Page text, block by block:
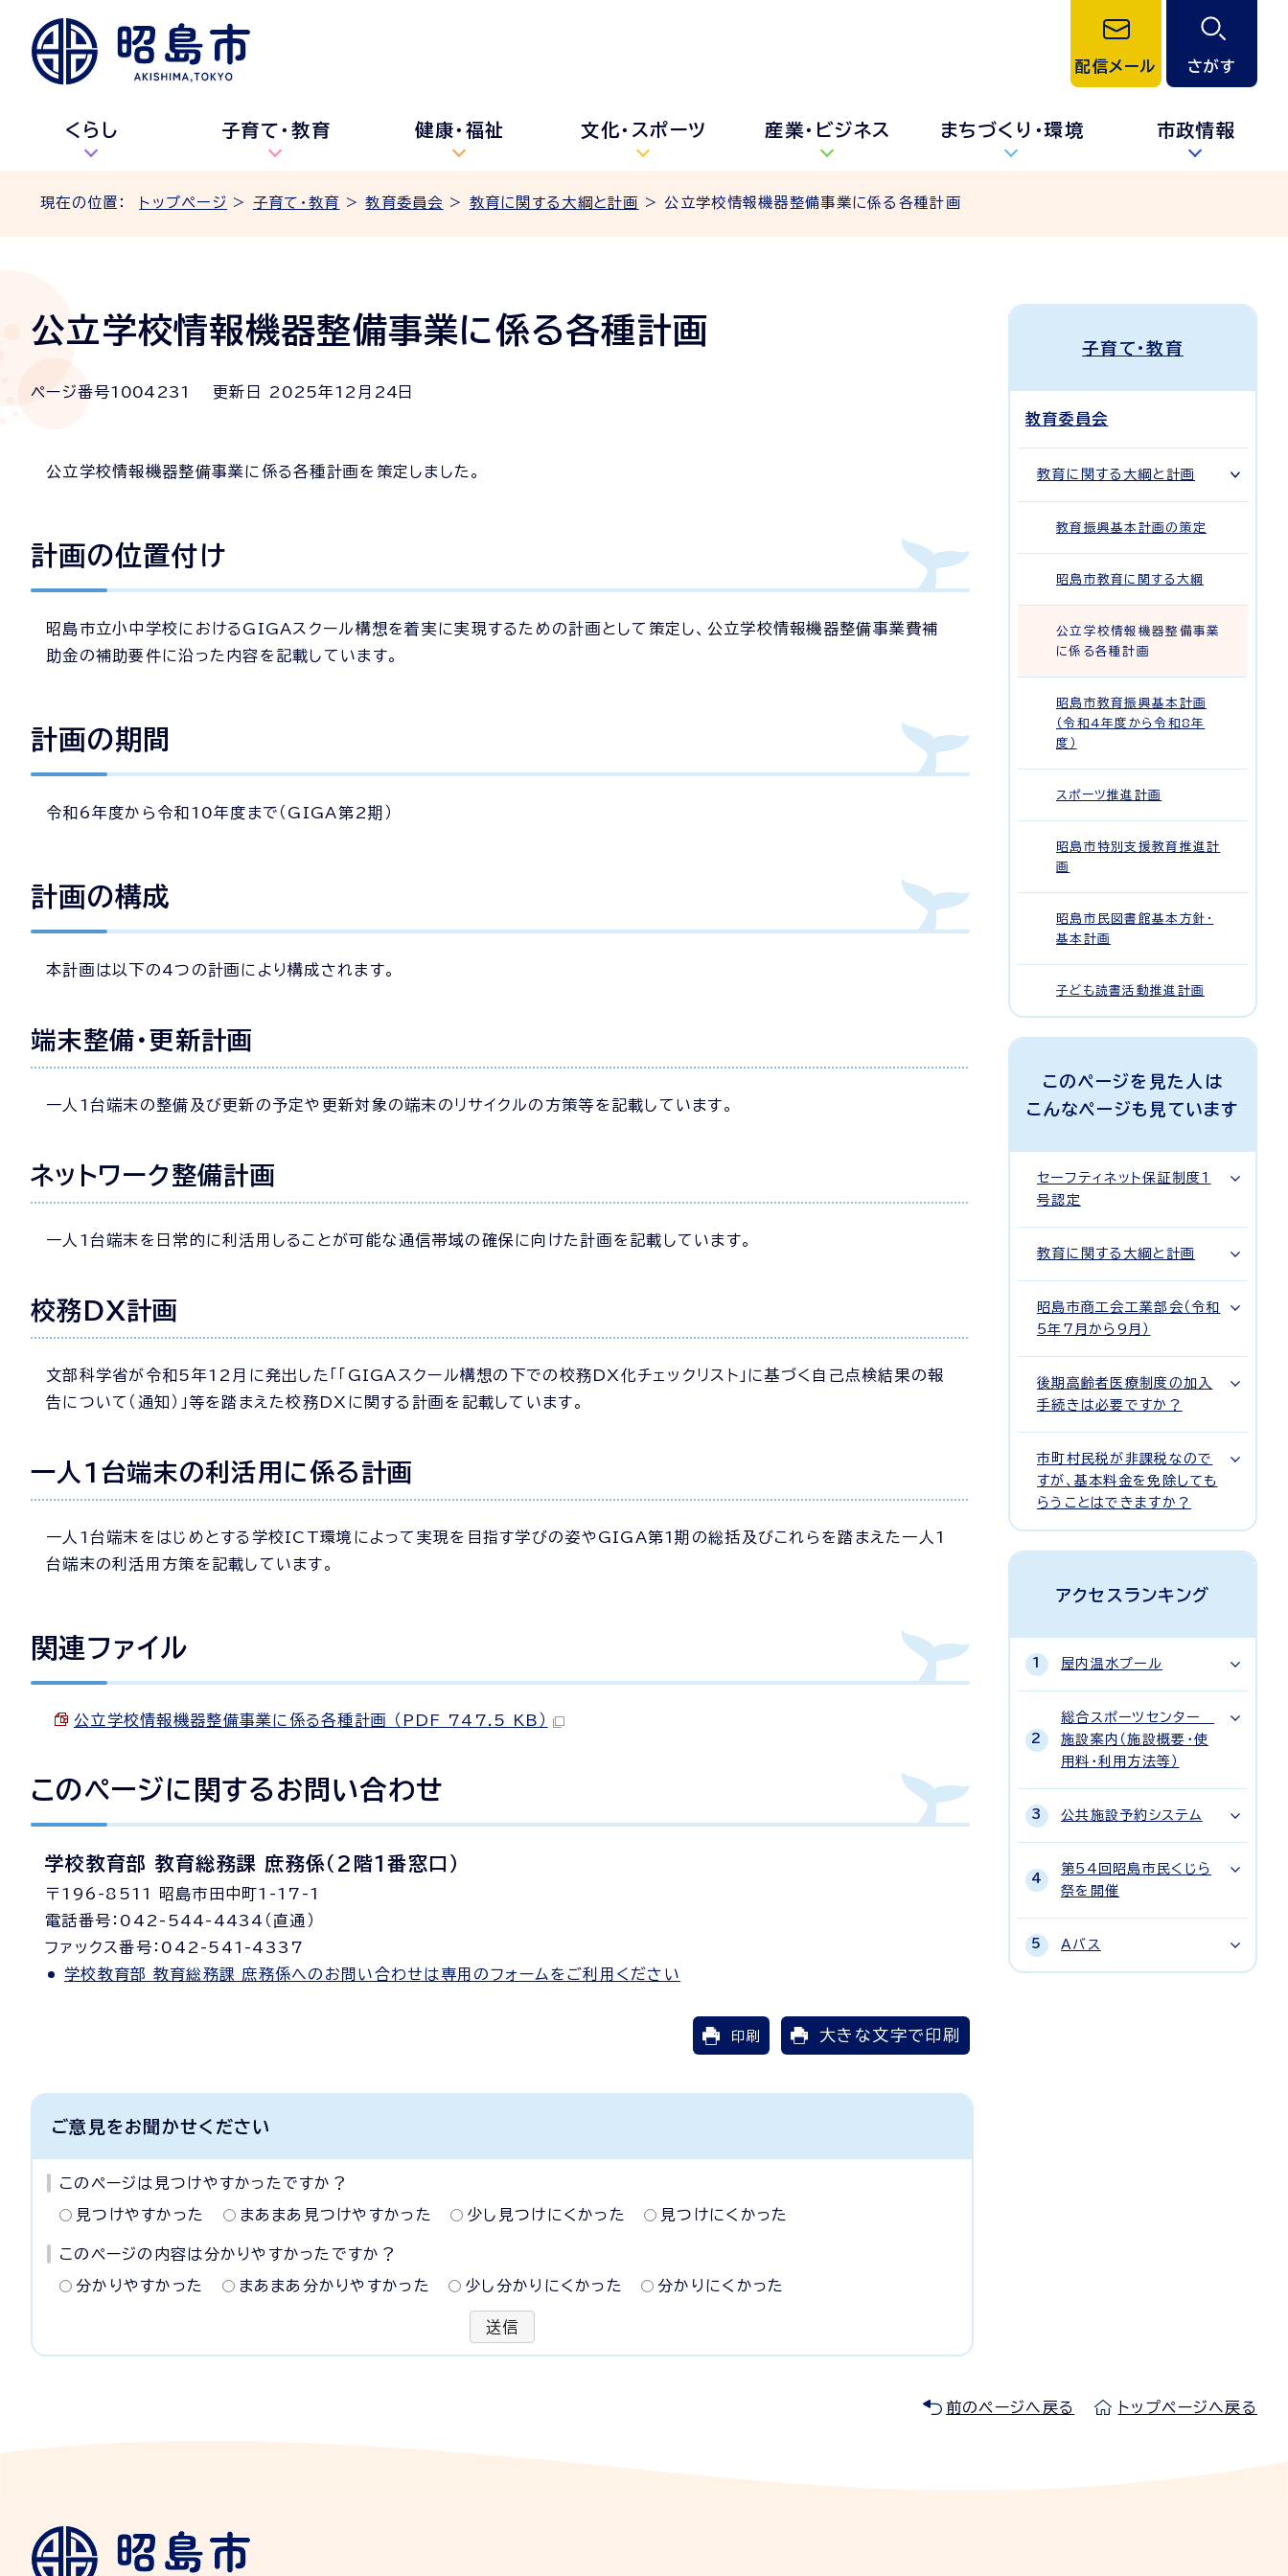
配信メール さがす
くらし 子育て・教育 健康・福祉 文化・スポーツ 産業・ビジネス まちづくり・環境 市政情報
現在の位置： トップページ > 子育て・教育 >教育委員会 > 教育に関する大綱と計画 > 公立学校情報機器整備事業に係る各種計画
公立学校情報機器整備事業に係る各種計画
ページ番号1004231 更新日 2025年12 月 24 日
公立学校情報機器整備事業に係る各種計画を策定しました。
計画の位置付け
昭島市立小中学校におけるGIGAスクール構想を着実に実現するための計画として策定し、公立学校情報機器整備事業費補
助金の補助要件に沿った内容を記載しています。
計画の期間
令和6年度から令和10年度まで（GIGA第2期）
計画の構成
本計画は以下の4つの計画により構成されます。
端末整備・更新計画
一人1台端末の整備及び更新の予定や更新対象の端末のリサイクルの方策等を記載しています。
ネットワーク整備計画
一人1台端末を日常的に利活用しることが可能な通信帯域の確保に向けた計画を記載しています。
校務DX計画
文部科学省が令和5年12月に発出した「「GIGAスクール構想の下での校務DX化チェックリスト」に基づく自己点検結果の報
告について（通知）」等を踏まえた校務DXに関する計画を記載しています。
一人1台端末の利活用に係る計画
一人1台端末をはじめとする学校ICT環境によって実現を目指す学びの姿やGIGA第1期の総括及びこれらを踏まえた一人1
台端末の利活用方策を記載しています。
関連ファイル
公立学校情報機器整備事業に係る各種計画 （PDF 747.5 KB）
このページに関するお問い合わせ
学校教育部 教育総務課 庶務係（2階1番窓口）
〒196-8511 昭島市田中町1-17-1
電話番号：042-544-4434（直通）
ファックス番号：042-541-4337
学校教育部 教育総務課 庶務係へのお問い合わせは専用のフォームをご利用ください
印刷 大きな文字で印刷
ご意見をお聞かせください
このページは見つけやすかったですか？
見つけやすかった まあまあ見つけやすかった 少し見つけにくかった 見つけにくかった
このページの内容は分かりやすかったですか？
分かりやすかった まあまあ分かりやすかった 少し分かりにくかった 分かりにくかった
送信
子育て・教育
教育委員会
教育に関する大綱と計画
教育振興基本計画の策定
昭島市教育に関する大綱
公立学校情報機器整備事業
に係る各種計画
昭島市教育振興基本計画
（令和4年度から令和8年
度）
スポーツ推進計画
昭島市特別支援教育推進計
画
昭島市民図書館基本方針・
基本計画
子ども読書活動推進計画
このページを見た人は
こんなページも見ています
セーフティネット保証制度1
号認定
教育に関する大綱と計画
昭島市商工会工業部会（令和
5年7月から9月）
後期高齢者医療制度の加入
手続きは必要ですか？
市町村民税が非課税なので
すが、基本料金を免除しても
らうことはできますか？
アクセスランキング
屋内温水プール
総合スポーツセンター
施設案内（施設概要・使
用料・利用方法等）
公共施設予約システム
第54回昭島市民くじら
祭を開催
Aバス
前のページへ戻る トップページへ戻る